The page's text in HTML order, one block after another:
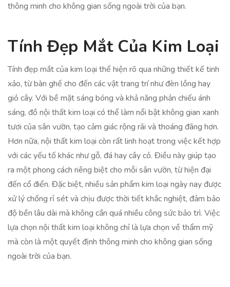
thông minh cho không gian sống ngoài trời của bạn.
Tính Đẹp Mắt Của Kim Loại
Tính đẹp mắt của kim loại thể hiện rõ qua những thiết kế tinh
xảo, từ bàn ghế cho đến các vật trang trí như đèn lồng hay
giỏ cây. Với bề mặt sáng bóng và khả năng phản chiếu ánh
sáng, đồ nội thất kim loại có thể làm nổi bật không gian xanh
tươi của sân vườn, tạo cảm giác rộng rãi và thoáng đãng hơn.
Hơn nữa, nội thất kim loại còn rất linh hoạt trong việc kết hợp
với các yếu tố khác như gỗ, đá hay cây cỏ. Điều này giúp tạo
ra một phong cách riêng biệt cho mỗi sân vườn, từ hiện đại
đến cổ điển. Đặc biệt, nhiều sản phẩm kim loại ngày nay được
xử lý chống rỉ sét và chịu được thời tiết khắc nghiệt, đảm bảo
độ bền lâu dài mà không cần quá nhiều công sức bảo trì. Việc
lựa chọn nội thất kim loại không chỉ là lựa chọn về thẩm mỹ
mà còn là một quyết định thông minh cho không gian sống
ngoài trời của bạn.